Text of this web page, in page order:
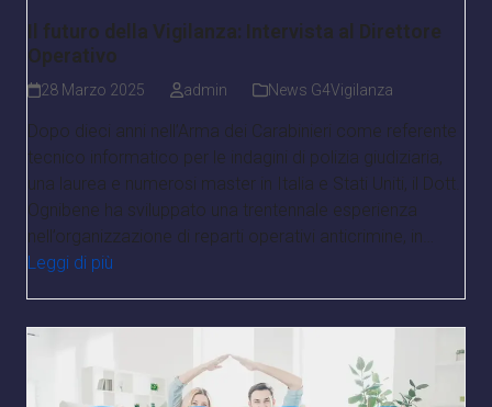
Il futuro della Vigilanza: Intervista al Direttore
Operativo
28 Marzo 2025 admin News G4Vigilanza
Dopo dieci anni nell’Arma dei Carabinieri come referente
tecnico informatico per le indagini di polizia giudiziaria,
una laurea e numerosi master in Italia e Stati Uniti, il Dott.
Ognibene ha sviluppato una trentennale esperienza
nell’organizzazione di reparti operativi anticrimine, in…
Leggi di più